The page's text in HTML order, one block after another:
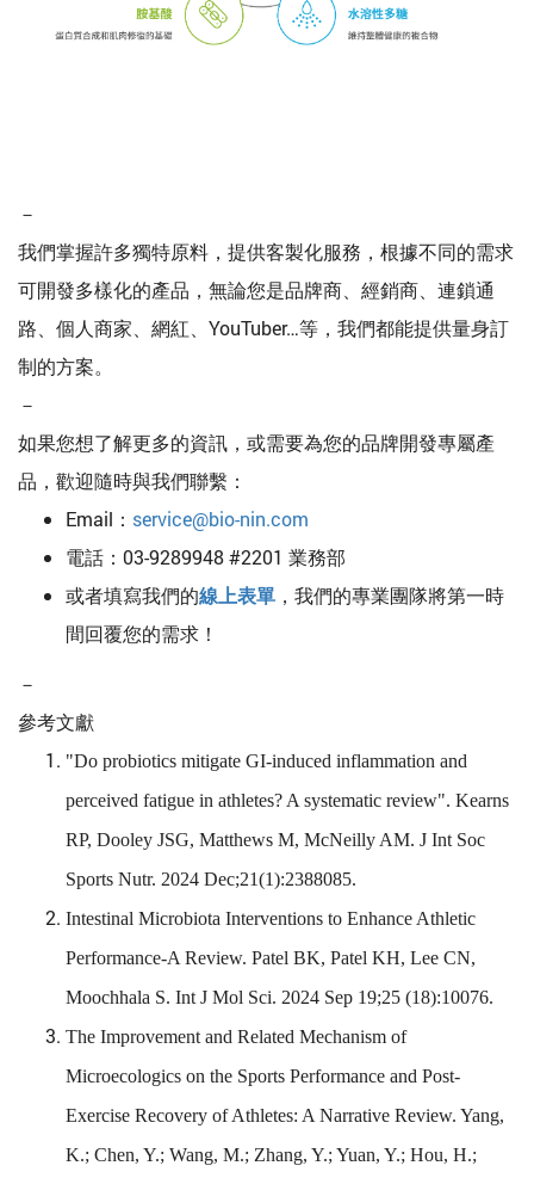
－
我們掌握許多獨特原料，提供客製化服務，根據不同的需求
可開發多樣化的產品，無論您是品牌商、經銷商、連鎖通
路、個人商家、網紅、YouTuber…等，我們都能提供量身訂
制的方案。
－
如果您想了解更多的資訊，或需要為您的品牌開發專屬產
品，歡迎隨時與我們聯繫：
Email： service@bio-nin.com
電話：03-9289948 #2201 業務部
或者填寫我們的線上表單 ，我們的專業團隊將第一時
間回覆您的需求！
－
參考文獻
"Do probiotics mitigate GI-induced inflammation and
perceived fatigue in athletes? A systematic review". Kearns
RP, Dooley JSG, Matthews M, McNeilly AM. J Int Soc
Sports Nutr. 2024 Dec;21(1):2388085.
Intestinal Microbiota Interventions to Enhance Athletic
Performance-A Review. Patel BK, Patel KH, Lee CN,
Moochhala S. Int J Mol Sci. 2024 Sep 19;25 (18):10076.
The Improvement and Related Mechanism of
Microecologics on the Sports Performance and Post-
Exercise Recovery of Athletes: A Narrative Review. Yang,
K.; Chen, Y.; Wang, M.; Zhang, Y.; Yuan, Y.; Hou, H.;